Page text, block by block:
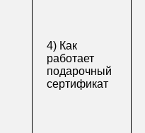
4) Как
работает
подарочный
сертификат